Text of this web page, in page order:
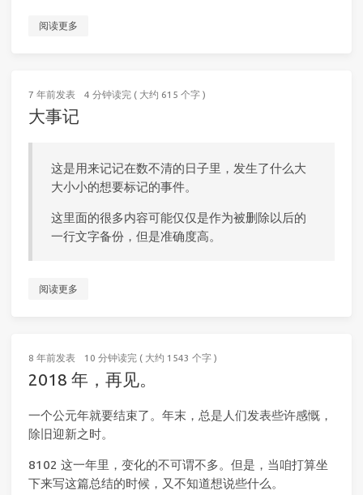
阅读更多
7 年前发表 4 分钟读完 ( 大约 615 个字 )
大事记
这是用来记记在数不清的日子里，发生了什么大
大小小的想要标记的事件。
这里面的很多内容可能仅仅是作为被删除以后的
一行文字备份，但是准确度高。
阅读更多
8 年前发表 10 分钟读完 ( 大约 1543 个字 )
2018 年，再见。
一个公元年就要结束了。年末，总是人们发表些许感慨，
除旧迎新之时。
8102 这一年里，变化的不可谓不多。但是，当咱打算坐
下来写这篇总结的时候，又不知道想说些什么。